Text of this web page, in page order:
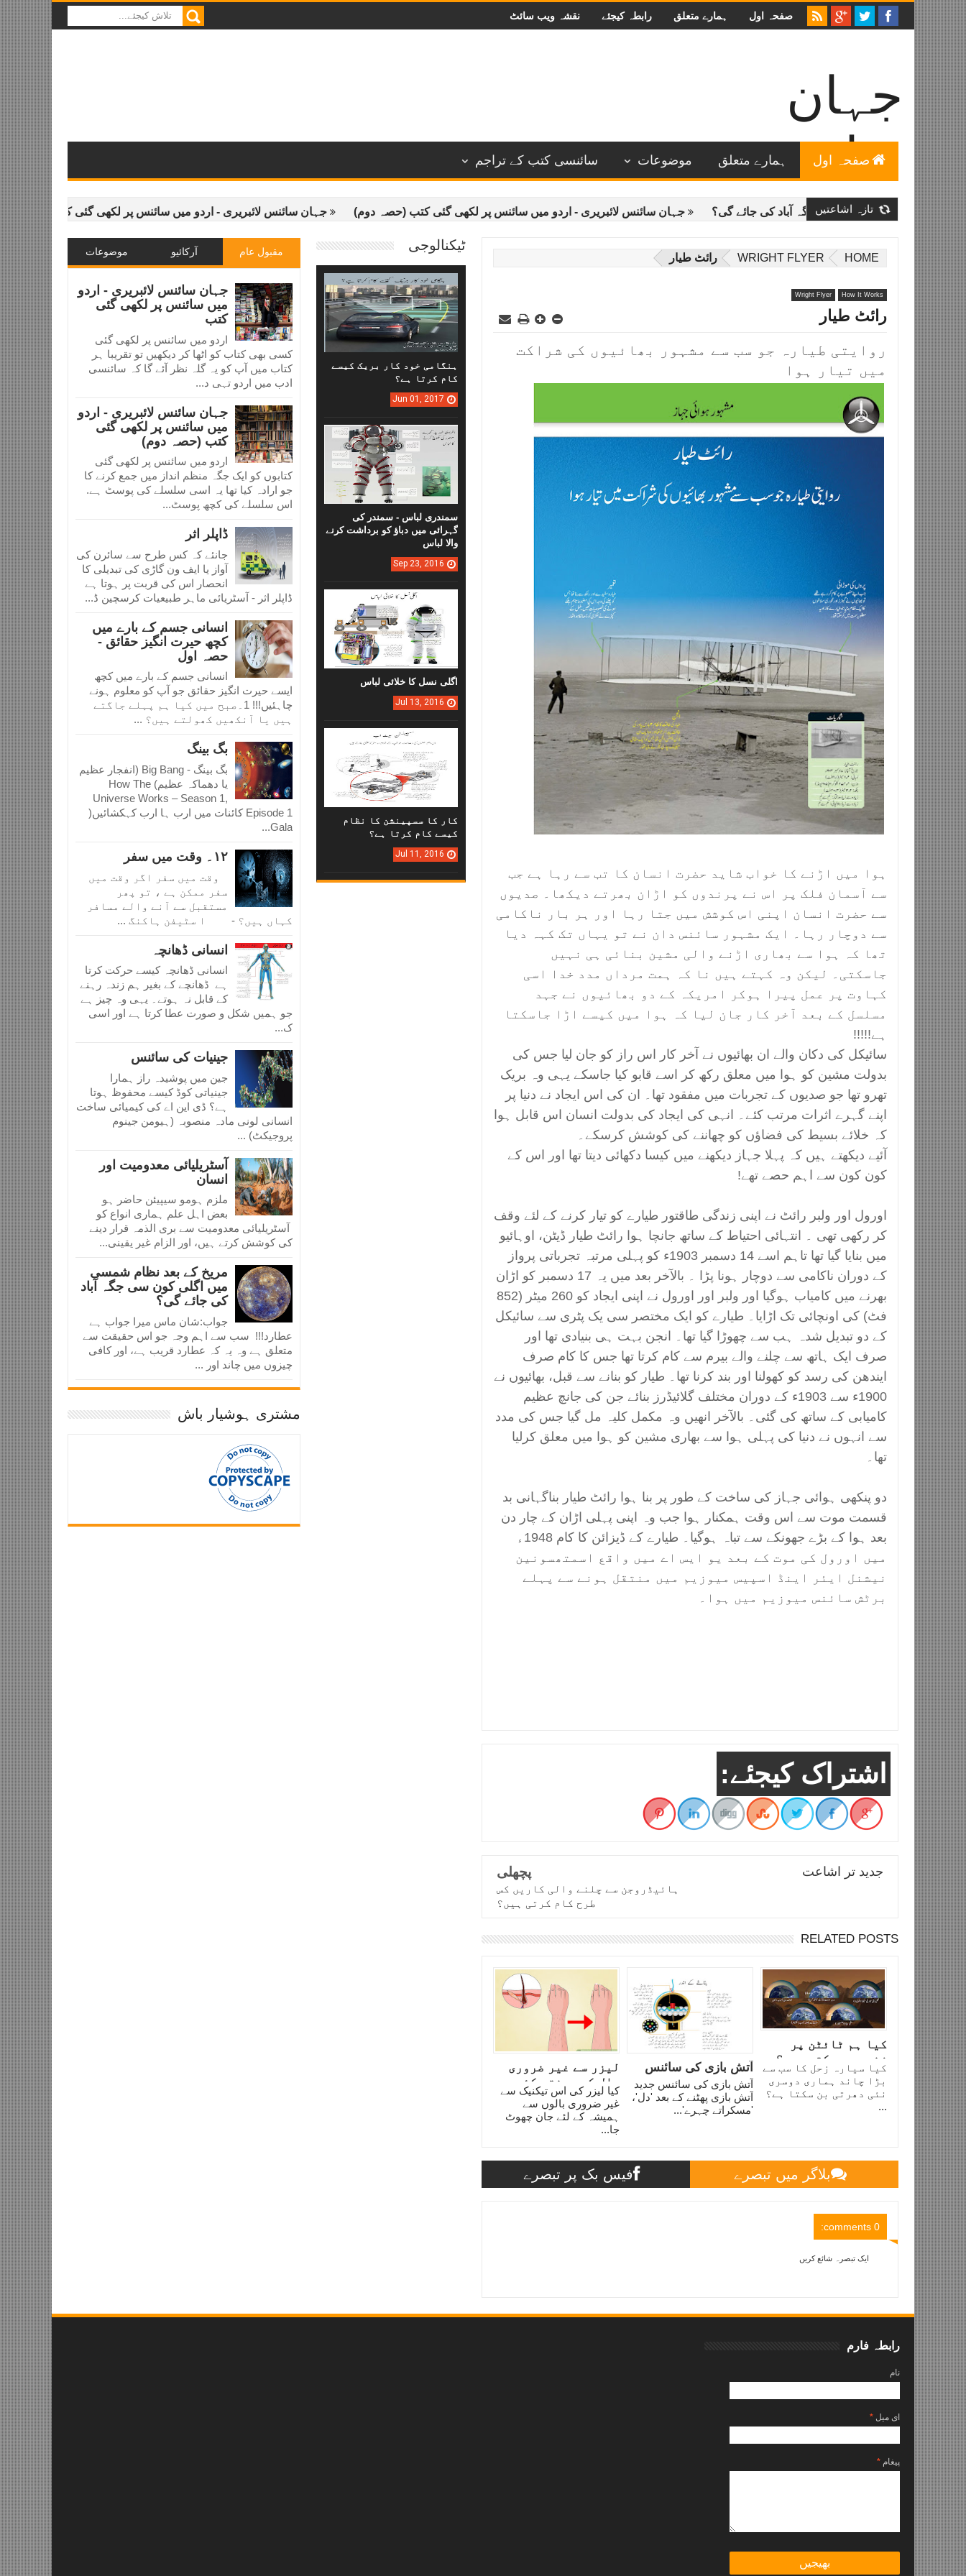
صفحہ اول ہمارے متعلق رابطہ کیجئے نقشہ ویب سائٹ
جہان
سائنس
صفحہ اول ہمارے متعلق موضوعات سائنسی کتب کے تراجم
تازہ اشاعتیں
میں اگلی کون سی جگہ آباد کی جائے گی؟ جہان سائنس لائبریری - اردو میں سائنس پر لکھی گئی کتب (حصہ دوم) جہان سائنس لائبریری - اردو میں سائنس پر لکھی گئی کتب
HOME
WRIGHT FLYER رائٹ طیار
How It Works
Wright Flyer
رائٹ طیار
روایتی طیارہ جو سب سے مشہور بھائیوں کی شراکت
میں تیار ہوا
ہوا میں اڑنے کا خواب شاید حضرت انسان کا تب سے رہا ہے جب
سے آسمان فلک پر اس نے پرندوں کو اڑان بھرتے دیکھا۔ صدیوں
سے حضرت انسان اپنی اس کوشش میں جتا رہا اور ہر بار ناکامی
سے دوچار رہا۔ ایک مشہور سائنس دان نے تو یہاں تک کہہ دیا
تھا کہ ہوا سے بھاری اڑنے والی مشین بنائی ہی نہیں
جاسکتی۔ لیکن وہ کہتے ہیں نا کہ ہمت مرداں مدد خدا اسی
کہاوت پر عمل پیرا ہوکر امریکہ کے دو بھائیوں نے جہد
مسلسل کے بعد آخر کار جان لیا کہ ہوا میں کیسے اڑا جاسکتا
ہے!!!!!
سائیکل کی دکان والے ان بھائیوں نے آخر کار اس راز کو جان لیا جس کی
بدولت مشین کو ہوا میں معلق رکھ کر اسے قابو کیا جاسکے یہی وہ بریک
تھرو تھا جو صدیوں کے تجربات میں مفقود تھا۔ ان کی اس ایجاد نے دنیا پر
اپنے گہرے اثرات مرتب کئے۔ انہی کی ایجاد کی بدولت انسان اس قابل ہوا
کہ خلائے بسیط کی فضاؤں کو چھاننے کی کوشش کرسکے۔
آئیے دیکھتے ہیں کہ پہلا جہاز دیکھنے میں کیسا دکھائی دیتا تھا اور اس کے
کون کون سے اہم حصے تھے!
اورول اور ولبر رائٹ نے اپنی زندگی طاقتور طیارے کو تیار کرنے کے لئے وقف
کر رکھی تھی ۔ انتہائی احتیاط کے ساتھ جانچا ہوا رائٹ طیار ڈیٹن، اوہائیو
میں بنایا گیا تھا تاہم اسے 14 دسمبر 1903ء کو پہلی مرتبہ تجرباتی پرواز
کے دوران ناکامی سے دوچار ہونا پڑا ۔ بالآخر بعد میں یہ 17 دسمبر کو اڑان
بھرنے میں کامیاب ہوگیا اور ولبر اور اورول نے اپنی ایجاد کو 260 میٹر (852
فٹ) کی اونچائی تک اڑایا۔ طیارے کو ایک مختصر سی یک پٹری سے سائیکل
کے دو تبدیل شدہ ہب سے چھوڑا گیا تھا۔ انجن بہت ہی بنیادی تھا اور
صرف ایک ہاتھ سے چلنے والے بیرم سے کام کرتا تھا جس کا کام صرف
ایندھن کی رسد کو کھولنا اور بند کرنا تھا۔ طیار کو بنانے سے قبل، بھائیوں نے
1900ء سے 1903ء کے دوران مختلف گلائیڈرز بنائے جن کی جانچ عظیم
کامیابی کے ساتھ کی گئی۔ بالآخر انھیں وہ مکمل کلیہ مل گیا جس کی مدد
سے انہوں نے دنیا کی پہلی ہوا سے بھاری مشین کو ہوا میں معلق کرلیا
تھا۔
دو پنکھی ہوائی جہاز کی ساخت کے طور پر بنا ہوا رائٹ طیار بناگہانی بد
قسمت موت سے اس وقت ہمکنار ہوا جب وہ اپنی پہلی اڑان کے چار دن
بعد ہوا کے بڑے جھونکے سے تباہ ہوگیا۔ طیارے کے ڈیزائن کا کام 1948ء
میں اورول کی موت کے بعد یو ایس اے میں واقع اسمتھسونین
نیشنل ایئر اینڈ اسپیس میوزیم میں منتقل ہونے سے پہلے
برٹش سائنس میوزیم میں ہوا۔
اشتراک کیجئے:
جدید تر اشاعت پچھلی
ہائیڈروجن سے چلنے والی کاریں کس
طرح کام کرتی ہیں؟
RELATED POSTS
کیا ہم ٹائٹن پر
زندہ رہ سکتے ہیں؟
کیا سیارہ زحل کا سب سے
بڑا چاند ہماری دوسری
نئی دھرتی بن سکتا ہے؟
...
آتش بازی کی سائنس
آتش بازی کی سائنس جدید
آتش بازی پھٹنے کے بعد 'دل'،
'مسکراتے چہرے'...
لیزر سے غیر ضروری
بال کیسے ختم کئے
جاتے ہیں؟
کیا لیزر کی اس تیکنیک سے
غیر ضروری بالوں سے
ہمیشہ کے لئے جان چھوٹ
جا...
بلاگر میں تبصرے فیس بک پر تبصرے
0 comments:
ایک تبصرہ شائع کریں
مقبول عام آرکائیو موضوعات
جہان سائنس لائبریری - اردو
میں سائنس پر لکھی گئی
کتب
اردو میں سائنس پر لکھی گئی
کسی بھی کتاب کو اٹھا کر دیکھیں تو تقریبا ہر
کتاب میں آپ کو یہ گلہ نظر آئے گا کہ سائنسی
ادب میں اردو تہی د...
جہان سائنس لائبریری - اردو
میں سائنس پر لکھی گئی
کتب (حصہ دوم)
اردو میں سائنس پر لکھی گئی
کتابوں کو ایک جگہ منظم انداز میں جمع کرنے کا
جو ارادہ کیا تھا یہ اسی سلسلے کی پوسٹ ہے.
اس سلسلے کی کچھ پوسٹ...
ڈاپلر اثر
جانئے کہ کس طرح سے سائرن کی
آواز یا ایف ون گاڑی کی تبدیلی کا
انحصار اس کی قربت پر ہوتا ہے
ڈاپلر اثر - آسٹریائی ماہر طبیعیات کرسچین ڈ...
انسانی جسم کے بارے میں
کچھ حیرت انگیز حقائق -
حصہ اول
انسانی جسم کے بارے میں کچھ
ایسے حیرت انگیز حقائق جو آپ کو معلوم ہونے
چاہئیں!!! 1۔صبح میں کیا ہم پہلے جاگتے
ہیں یا آنکھیں کھولتے ہیں؟ ...
بگ بینگ
بگ بینگ - Big Bang (انفجار عظیم
یا دھماکہ عظیم) How The
Universe Works – Season 1,
Episode 1 کائنات میں ارب ہا ارب کہکشائیں(
Gala...
١٢۔ وقت میں سفر
وقت میں سفر اگر وقت میں
سفر ممکن ہے ، تو پھر
مستقبل سے آنے والے مسافر
کہاں ہیں؟ - ا سٹیفن ہاکنگ ...
انسانی ڈھانچہ
انسانی ڈھانچہ کیسے حرکت کرتا
ہے ڈھانچے کے بغیر ہم زندہ رہنے
کے قابل نہ ہوتے۔ یہی وہ چیز ہے
جو ہمیں شکل و صورت عطا کرتا ہے اور اسی
ک...
جینیات کی سائنس
جین میں پوشیدہ راز ہمارا
جینیاتی کوڈ کیسے محفوظ ہوتا
ہے؟ ڈی این اے کی کیمیائی ساخت
انسانی لونی مادہ منصوبہ (ہیومن جینوم
پروجیکٹ) ...
آسٹریلیائی معدومیت اور
انسان
ملزم ہومو سیپیئن حاضر ہو
بعض اہل علم ہماری انواع کو
آسٹریلیائی معدومیت سے بری الذمہ قرار دینے
کی کوشش کرتے ہیں، اور الزام غیر یقینی...
مریخ کے بعد نظام شمسی
میں اگلی کون سی جگہ آباد
کی جائے گی؟
جواب:شان ماس میرا جواب ہے
عطارد!!! سب سے اہم وجہ جو اس حقیقت سے
متعلق ہے وہ یہ کہ عطارد قریب ہے، اور کافی
چیزوں میں چاند اور ...
مشتری ہوشیار باش
ٹیکنالوجی
ہنگامی خود کار بریک کیسے
کام کرتا ہے؟
Jun 01, 2017
سمندری لباس - سمندر کی
گہرائی میں دباؤ کو برداشت کرنے
والا لباس
Sep 23, 2016
اگلی نسل کا خلائی لباس
Jul 13, 2016
کار کا سسپینشن کا نظام
کیسے کام کرتا ہے؟
Jul 11, 2016
رابطہ فارم
نام
ای میل *
پیغام *